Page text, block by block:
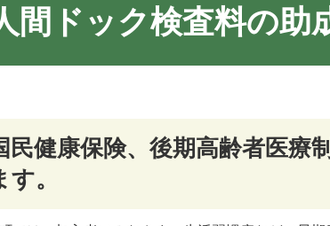
間ドック検査料の助
民健康保険、後期高齢者医療
す。